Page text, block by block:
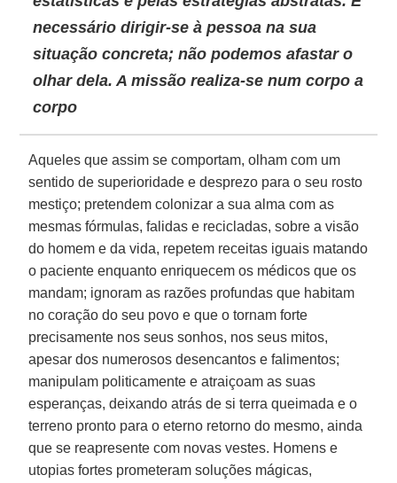
necessário dirigir-se à pessoa na sua
situação concreta; não podemos afastar o
olhar dela. A missão realiza-se num corpo a
corpo
Aqueles que assim se comportam, olham com um
sentido de superioridade e desprezo para o seu rosto
mestiço; pretendem colonizar a sua alma com as
mesmas fórmulas, falidas e recicladas, sobre a visão
do homem e da vida, repetem receitas iguais matando
o paciente enquanto enriquecem os médicos que os
mandam; ignoram as razões profundas que habitam
no coração do seu povo e que o tornam forte
precisamente nos seus sonhos, nos seus mitos,
apesar dos numerosos desencantos e falimentos;
manipulam politicamente e atraiçoam as suas
esperanças, deixando atrás de si terra queimada e o
terreno pronto para o eterno retorno do mesmo, ainda
que se reapresente com novas vestes. Homens e
utopias fortes prometeram soluções mágicas,